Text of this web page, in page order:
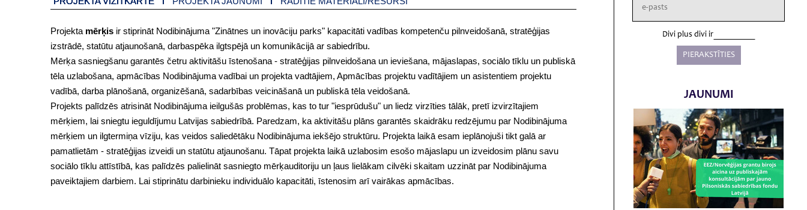
Projekta mērķis ir stiprināt Nodibinājuma "Zinātnes un inovāciju parks" kapacitāti vadības kompetenču pilnveidošanā, stratēģijas
izstrādē, statūtu atjaunošanā, darbaspēka ilgtspējā un komunikācijā ar sabiedrību.
Mērķa sasniegšanu garantēs četru aktivitāšu īstenošana - stratēģijas pilnveidošana un ieviešana, mājaslapas, sociālo tīklu un publiskā
tēla uzlabošana, apmācības Nodibinājuma vadībai un projekta vadtājiem, Apmācības projektu vadītājiem un asistentiem projektu
vadībā, darba plānošanā, organizēšanā, sadarbības veicināšanā un publiskā tēla veidošanā.
Projekts palīdzēs atrisināt Nodibinājuma ieilgušās problēmas, kas to tur "iesprūdušu" un liedz virzīties tālāk, pretī izvirzītajiem
mērķiem, lai sniegtu ieguldījumu Latvijas sabiedrībā. Paredzam, ka aktivitāšu plāns garantēs skaidrāku redzējumu par Nodibinājuma
mērķiem un ilgtermiņa vīziju, kas veidos saliedētāku Nodibinājuma iekšējo struktūru. Projekta laikā esam ieplānojuši tikt galā ar
pamatlietām - stratēģijas izveidi un statūtu atjaunošanu. Tāpat projekta laikā uzlabosim esošo mājaslapu un izveidosim plānu savu
sociālo tīklu attīstībā, kas palīdzēs palielināt sasniegto mērķauditoriju un ļaus lielākam cilvēki skaitam uzzināt par Nodibinājuma
paveiktajiem darbiem. Lai stiprinātu darbinieku individuālo kapacitāti, īstenosim arī vairākas apmācības.
Divi plus divi ir
JAUNUMI